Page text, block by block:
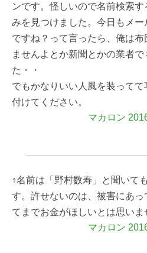
ンです。怪しいので名前検索
みを見つけました。今日もメ
ですね？って言ったら、俺は
ませんよとか新聞とかの業者
た・・
でもかなりいい人風を装って
付けてください。
マカロン
↑名前は「野村数寿」と聞いて
す。許せないのは、被害にあ
てまでお金がほしいとは思い
マカロン